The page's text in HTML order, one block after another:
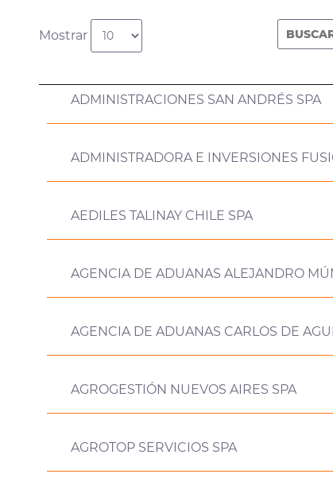
Mostrar
ADMINISTRACIONES SAN ANDRÉS SPA
ADMINISTRADORA E INVERSIONES
AEDILES TALINAY CHILE SPA
AGENCIA DE ADUANAS ALEJANDRO
AGENCIA DE ADUANAS CARLOS DE
AGROGESTIÓN NUEVOS AIRES SPA
AGROTOP SERVICIOS SPA